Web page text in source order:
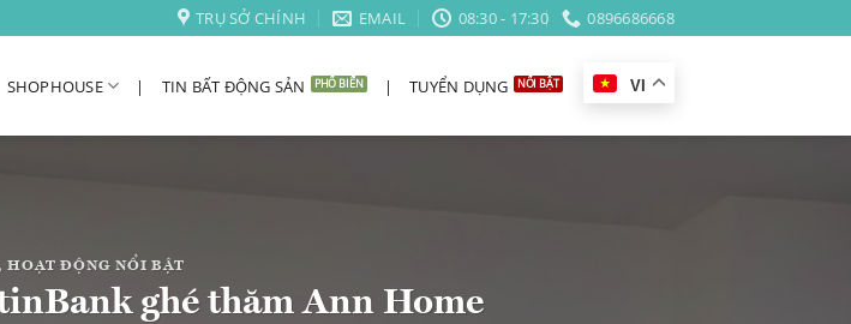
TRỤ SỞ CHÍNH EMAIL 08:30 - 17:30 0896686668
SHOPHOUSE | TIN BẤT ĐỘNG SẢN | TUYỂN DỤNG VI
HOẠT ĐỘNG NỔI BẬT
ghé thăm Ann Home